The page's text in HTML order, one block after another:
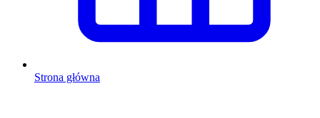
Strona główna